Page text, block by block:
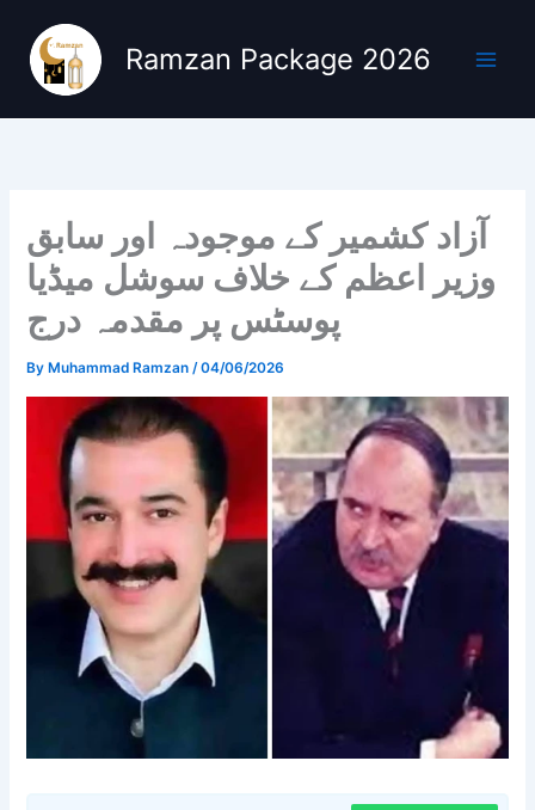
content
Ramzan Package 2026
آزاد کشمیر کے موجودہ اور سابق
وزیر اعظم کے خلاف سوشل میڈیا
پوسٹس پر مقدمہ درج
By Muhammad Ramzan/04/06/2026